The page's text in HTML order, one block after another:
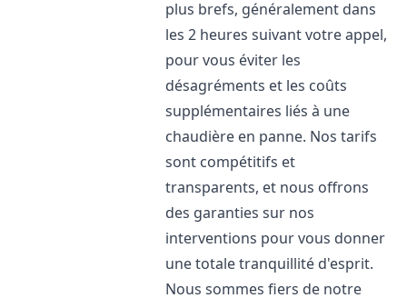
plus brefs, généralement dans
les 2 heures suivant votre appel,
pour vous éviter les
désagréments et les coûts
supplémentaires liés à une
chaudière en panne. Nos tarifs
sont compétitifs et
transparents, et nous offrons
des garanties sur nos
interventions pour vous donner
une totale tranquillité d'esprit.
Nous sommes fiers de notre